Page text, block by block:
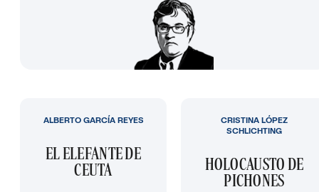
EL ELEFANTE DE
CEUTA
ALBERTO GARCÍA REYES
HOLOCAUSTO DE
PICHONES
CRISTINA LÓPEZ
SCHLICHTING